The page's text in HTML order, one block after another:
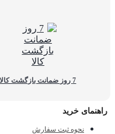
7 روز ضمانت بازگشت کالا
راهنمای خرید
نحوه ثبت سفارش